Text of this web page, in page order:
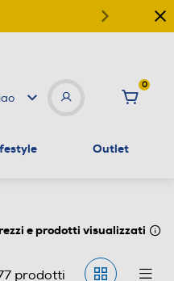
0
Outlet
e prodotti visualizzati
prodotti